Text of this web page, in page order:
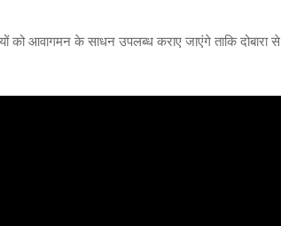
आवागमन के साधन उपलब्ध कराए जाएंगे ताकि दोबारा से